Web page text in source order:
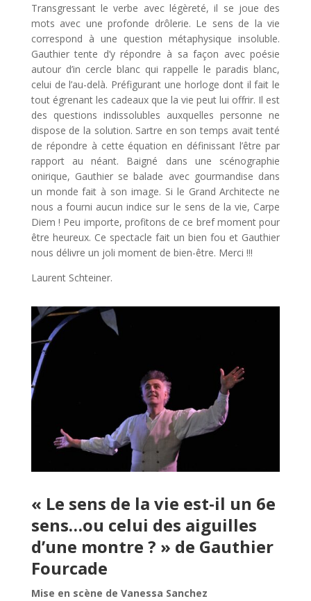
Transgressant le verbe avec légèreté, il se joue des
mots avec une profonde drôlerie. Le sens de la vie
correspond à une question métaphysique insoluble.
Gauthier tente d’y répondre à sa façon avec poésie
autour d’in cercle blanc qui rappelle le paradis blanc,
celui de l’au-delà. Préfigurant une horloge dont il fait le
tout égrenant les cadeaux que la vie peut lui offrir. Il est
des questions indissolubles auxquelles personne ne
dispose de la solution. Sartre en son temps avait tenté
de répondre à cette équation en définissant l’être par
rapport au néant. Baigné dans une scénographie
onirique, Gauthier se balade avec gourmandise dans
un monde fait à son image. Si le Grand Architecte ne
nous a fourni aucun indice sur le sens de la vie, Carpe
Diem ! Peu importe, profitons de ce bref moment pour
être heureux. Ce spectacle fait un bien fou et Gauthier
nous délivre un joli moment de bien-être. Merci !!!
Laurent Schteiner.
« Le sens de la vie est-il un 6e
sens…ou celui des aiguilles
d’une montre ? » de Gauthier
Fourcade
Mise en scène de Vanessa Sanchez